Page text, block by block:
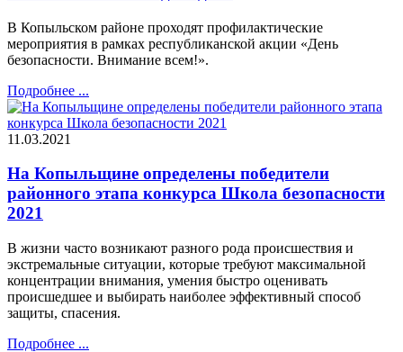
В Копыльском районе проходят профилактические
мероприятия в рамках республиканской акции «День
безопасности. Внимание всем!».
Подробнее ...
11.03.2021
На Копыльщине определены победители
районного этапа конкурса Школа безопасности
2021
В жизни часто возникают разного рода происшествия и
экстремальные ситуации, которые требуют максимальной
концентрации внимания, умения быстро оценивать
происшедшее и выбирать наиболее эффективный способ
защиты, спасения.
Подробнее ...